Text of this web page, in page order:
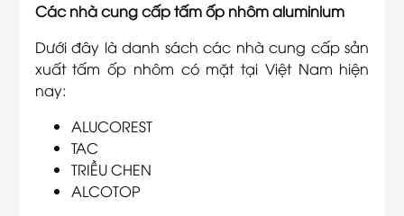
Các nhà cung cấp tấm ốp nhôm aluminium
Dưới đây là danh sách các nhà cung cấp sản
xuất tấm ốp nhôm có mặt tại Việt Nam hiện
nay:
ALUCOREST
TAC
TRIỀU CHEN
ALCOTOP